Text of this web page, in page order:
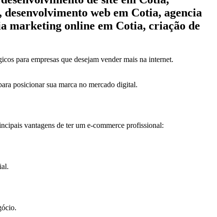
web em Cotia, agencia
marketing online em Cotia, criação de
para empresas que desejam vender mais na internet.
posicionar sua marca no mercado digital.
vantagens de ter um e-commerce profissional: